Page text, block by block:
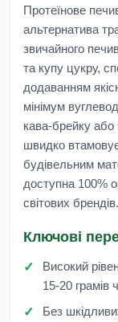
Протеїнове
альтернатива
звичайного
та купу цукру,
додаванням
мінімум
кава-брейку або
швидко
будівельним
доступна 100%
світових брендів.
Ключові
Високий
15-20 грамів
Без